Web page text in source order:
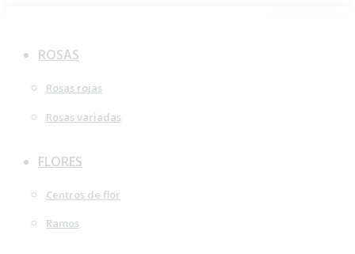
contenido
ROSAS
Rosas rojas
Rosas variadas
FLORES
Centros de flor
Ramos